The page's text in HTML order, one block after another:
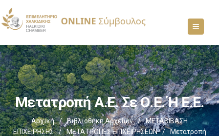
Μετατροπή Α.Ε. Σε Ο.Ε. Ή Ε.Ε.
Αρχική / Βιβλιοθήκη Αρχείων /
ΜΕΤΑΒΙΒΑΣΗ
ΕΠΙΧΕIΡΗΣΗΣ
/ ΜΕΤΑΤΡΟΠΕΣ ΕΠΙΧΕΙΡΗΣΕΩΝ /
Μετατροπή